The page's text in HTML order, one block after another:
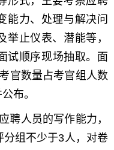
能力、处理与解决问
止仪表、潜能等，
试顺序现场抽取。面
官数量占考官组人数
布。
聘人员的写作能力，
组不少于3人，对卷